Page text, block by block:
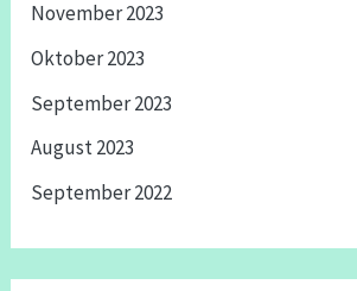
November 2023
Oktober 2023
September 2023
August 2023
September 2022